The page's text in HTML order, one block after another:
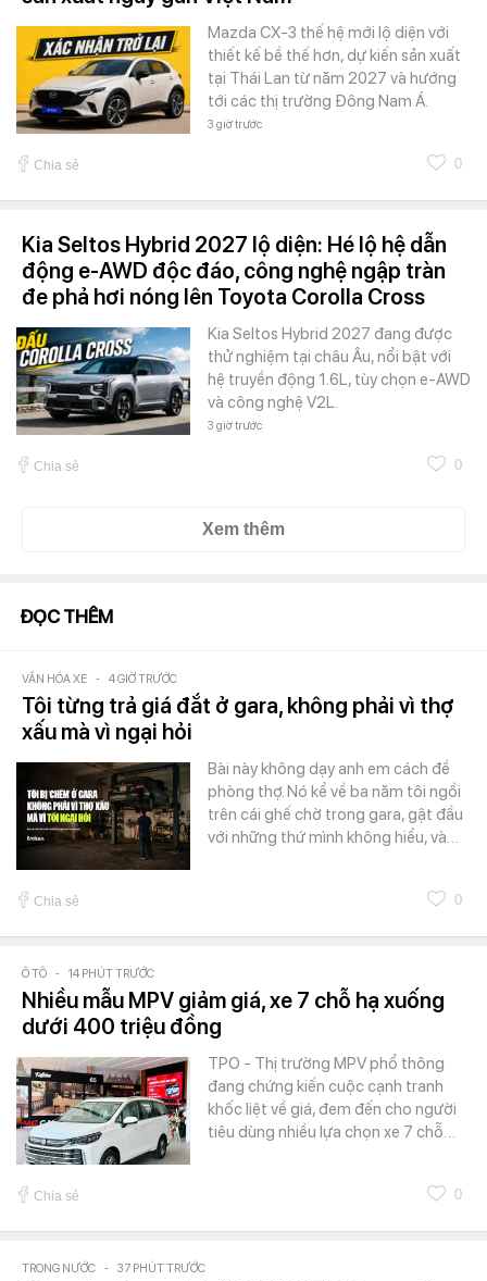
Mazda CX-3 thế hệ mới lộ diện với
thiết kế bề thế hơn, dự kiến sản xuất
tại Thái Lan từ năm 2027 và hướng
tới các thị trường Đông Nam Á.
3 giờ trước
Chia sẻ 0
Kia Seltos Hybrid 2027 lộ diện: Hé lộ hệ dẫn
động e-AWD độc đáo, công nghệ ngập tràn
đe phả hơi nóng lên Toyota Corolla Cross
Kia Seltos Hybrid 2027 đang được
thử nghiệm tại châu Âu, nổi bật với
hệ truyền động 1.6L, tùy chọn e-AWD
và công nghệ V2L.
3 giờ trước
Chia sẻ 0
Xem thêm
ĐỌC THÊM
VĂN HÓA XE - 4 GIỜ TRƯỚC
Tôi từng trả giá đắt ở gara, không phải vì thợ
xấu mà vì ngại hỏi
Bài này không dạy anh em cách đề
phòng thợ. Nó kể về ba năm tôi ngồi
trên cái ghế chờ trong gara, gật đầu
với những thứ mình không hiểu, và…
Chia sẻ 0
Ô TÔ - 14 PHÚT TRƯỚC
Nhiều mẫu MPV giảm giá, xe 7 chỗ hạ xuống
dưới 400 triệu đồng
TPO - Thị trường MPV phổ thông
đang chứng kiến cuộc cạnh tranh
khốc liệt về giá, đem đến cho người
tiêu dùng nhiều lựa chọn xe 7 chỗ…
Chia sẻ 0
TRONG NƯỚC - 37 PHÚT TRƯỚC